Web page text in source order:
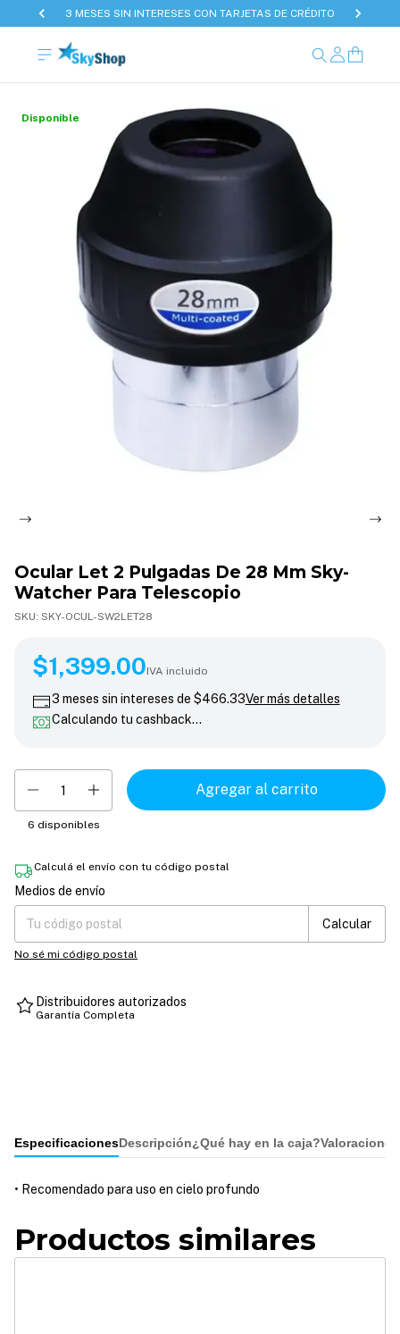
3 MESES SIN INTERESES CON TARJETAS DE CRÉDITO
Disponible
Ocular Let 2 Pulgadas De 28 Mm Sky-
Watcher Para Telescopio
SKU: SKY-OCUL-SW2LET28
$1,399.00
$1,399.00IVA incluido
3 meses sin intereses de $466.33Ver más detalles
Calculando tu cashback…
6 disponibles
Calculá el envío con tu código postal
Entregas para el CP:
Medios de envío
Calcular
No sé mi código postal
Distribuidores autorizados
Garantía Completa
EspecificacionesDescripción¿Qué hay en la caja?
• Recomendado para uso en cielo profundo
Productos similares